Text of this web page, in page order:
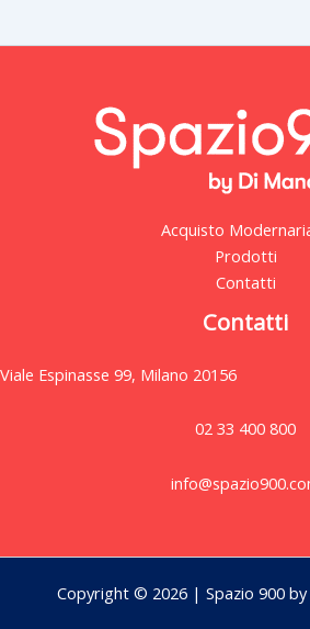
Acquisto
Prodotti
Contatti
Contatti
Viale Espinasse 99, Milano 20156
02 33 400 800
Copyright © 2026 | Spazio 900 by